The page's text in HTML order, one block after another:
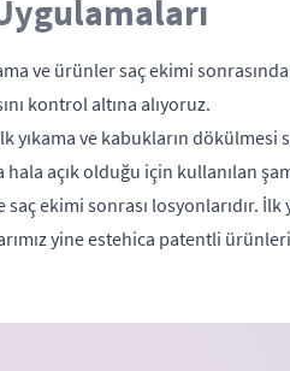
ve ürünler saç ekimi
kontrol altına alıyoruz.
ve kabukların dökülmesi
açık olduğu için kullanılan
ekimi sonrası losyonlarıdır. İlk
yine estehica patentli